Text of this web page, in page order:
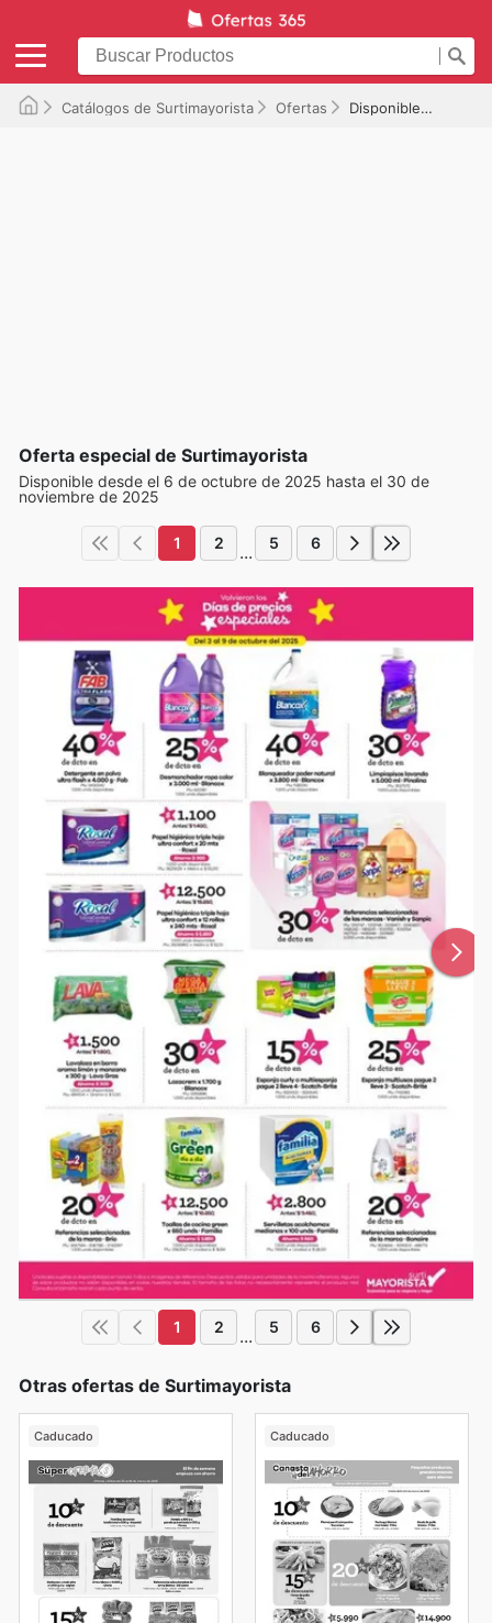
Catálogos de Surtimayorista Ofertas Disponible hasta el 30/11/2025
Oferta especial de Surtimayorista
Disponible desde el 6 de octubre de 2025 hasta el 30 de
noviembre de 2025
1 2 ... 5 6
1 2 ... 5 6
Otras ofertas de Surtimayorista
Caducado Caducado